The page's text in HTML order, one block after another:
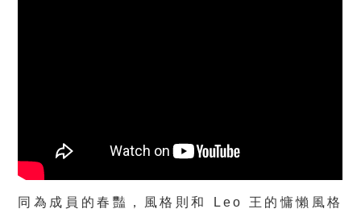
同為成員的春豔，風格則和 Leo 王的慵懶風格